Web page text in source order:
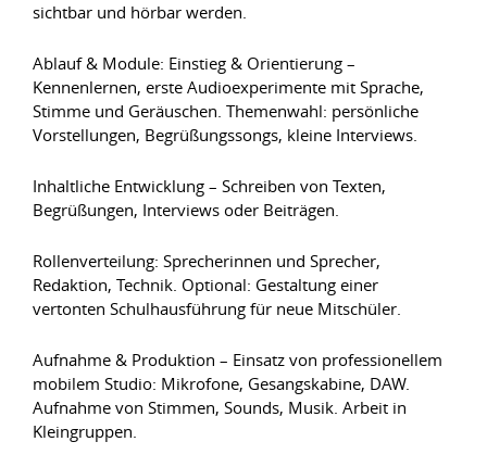
sichtbar und hörbar werden.
Ablauf & Module: Einstieg & Orientierung –
Kennenlernen, erste Audioexperimente mit Sprache,
Stimme und Geräuschen. Themenwahl: persönliche
Vorstellungen, Begrüßungssongs, kleine Interviews.
Inhaltliche Entwicklung – Schreiben von Texten,
Begrüßungen, Interviews oder Beiträgen.
Rollenverteilung: Sprecherinnen und Sprecher,
Redaktion, Technik. Optional: Gestaltung einer
vertonten Schulhausführung für neue Mitschüler.
Aufnahme & Produktion – Einsatz von professionellem
mobilem Studio: Mikrofone, Gesangskabine, DAW.
Aufnahme von Stimmen, Sounds, Musik. Arbeit in
Kleingruppen.